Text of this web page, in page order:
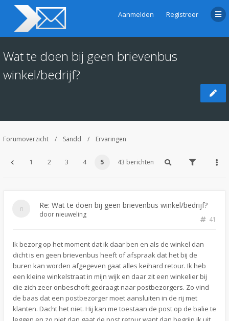
Aanmelden Registreer
Wat te doen bij geen brievenbus
winkel/bedrijf?
Forumoverzicht Sandd Ervaringen
1 2 3 4 5 43 berichten
Re: Wat te doen bij geen brievenbus winkel/bedrijf?
41
door nieuweling
Ik bezorg op het moment dat ik daar ben en als de winkel dan
dicht is en geen brievenbus heeft of afspraak dat het bij de
buren kan worden afgegeven gaat alles keihard retour. Ik heb
een kleine winkelstraat in mijn wijk en daar zit een winkelier bij
die zich zeer onbeschoft gedraagt naar postbezorgers. Zo vind
de baas dat een postbezorger moet aansluiten in de rij met
klanten. Dacht het niet. Hij kan me toestaan de post op de balie te